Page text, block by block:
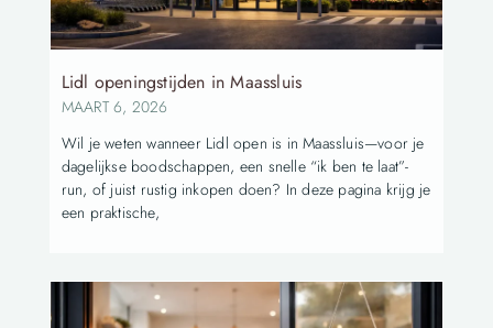
Lidl openingstijden in Maassluis
MAART 6, 2026
Wil je weten wanneer Lidl open is in Maassluis—voor je
dagelijkse boodschappen, een snelle “ik ben te laat”-
run, of juist rustig inkopen doen? In deze pagina krijg je
een praktische,